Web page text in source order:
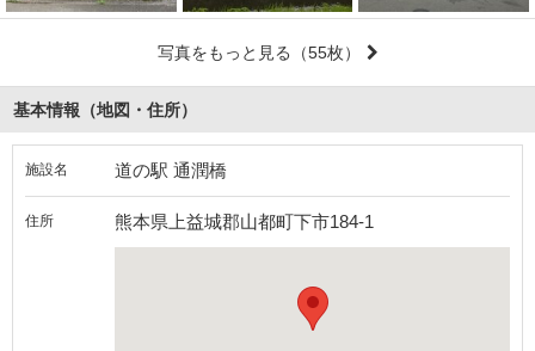
写真をもっと見る （55枚）
基本情報（地図・住所）
施設名 道の駅 通潤橋
住所 熊本県上益城郡山都町下市184-1